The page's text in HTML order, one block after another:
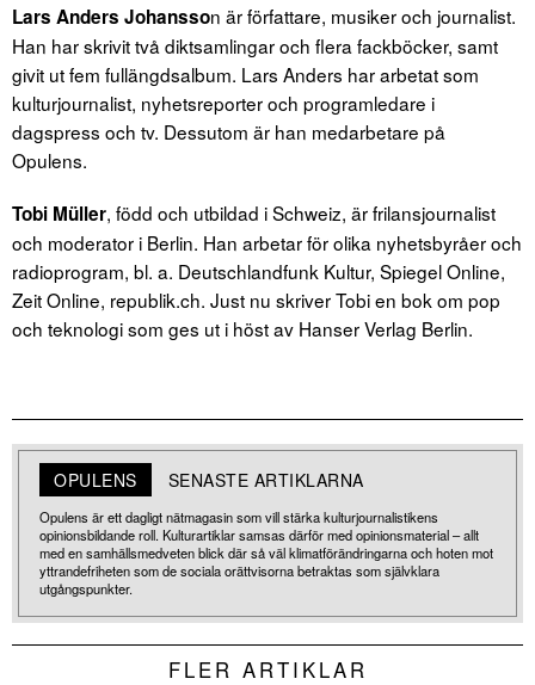
Lars Anders Johansson är författare, musiker och journalist.
Han har skrivit två diktsamlingar och flera fackböcker, samt
givit ut fem fullängdsalbum. Lars Anders har arbetat som
kulturjournalist, nyhetsreporter och programledare i
dagspress och tv. Dessutom är han medarbetare på
Opulens.
Tobi Müller, född och utbildad i Schweiz, är frilansjournalist
och moderator i Berlin. Han arbetar för olika nyhetsbyråer och
radioprogram, bl. a. Deutschlandfunk Kultur, Spiegel Online,
Zeit Online, republik.ch. Just nu skriver Tobi en bok om pop
och teknologi som ges ut i höst av Hanser Verlag Berlin.
OPULENS SENASTE ARTIKLARNA
Opulens är ett dagligt nätmagasin som vill stärka kulturjournalistikens
opinionsbildande roll. Kulturartiklar samsas därför med opinionsmaterial – allt
med en samhällsmedveten blick där så väl klimatförändringarna och hoten mot
yttrandefriheten som de sociala orättvisorna betraktas som självklara
utgångspunkter.
FLER ARTIKLAR